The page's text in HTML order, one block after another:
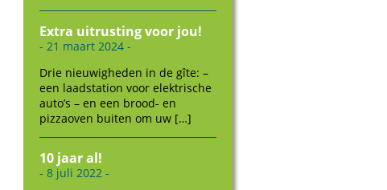
Extra uitrusting voor jou!
- 21 maart 2024 -
Drie nieuwigheden in de gîte: –
een laadstation voor elektrische
auto’s – en een brood- en
pizzaoven buiten om uw […]
10 jaar al!
- 8 juli 2022 -